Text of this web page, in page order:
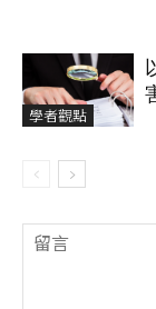
學者觀點